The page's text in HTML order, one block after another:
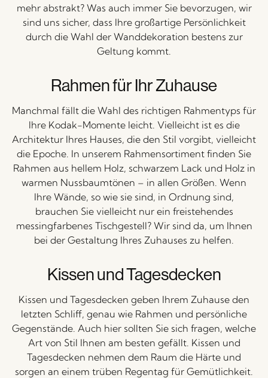
mehr abstrakt? Was auch immer Sie bevorzugen, wir
sind uns sicher, dass Ihre großartige Persönlichkeit
durch die Wahl der Wanddekoration bestens zur
Geltung kommt.
Rahmen für Ihr Zuhause
Manchmal fällt die Wahl des richtigen Rahmentyps für
Ihre Kodak-Momente leicht. Vielleicht ist es die
Architektur Ihres Hauses, die den Stil vorgibt, vielleicht
die Epoche. In unserem Rahmensortiment finden Sie
Rahmen aus hellem Holz, schwarzem Lack und Holz in
warmen Nussbaumtönen – in allen Größen. Wenn
Ihre Wände, so wie sie sind, in Ordnung sind,
brauchen Sie vielleicht nur ein freistehendes
messingfarbenes Tischgestell? Wir sind da, um Ihnen
bei der Gestaltung Ihres Zuhauses zu helfen.
Kissen und Tagesdecken
Kissen und Tagesdecken geben Ihrem Zuhause den
letzten Schliff, genau wie Rahmen und persönliche
Gegenstände. Auch hier sollten Sie sich fragen, welche
Art von Stil Ihnen am besten gefällt. Kissen und
Tagesdecken nehmen dem Raum die Härte und
sorgen an einem trüben Regentag für Gemütlichkeit.